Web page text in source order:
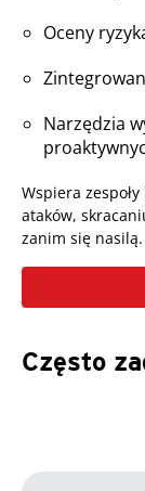
Oceny
Narzędzia
Wspiera
ataków,
zanim się nasilą.
Często